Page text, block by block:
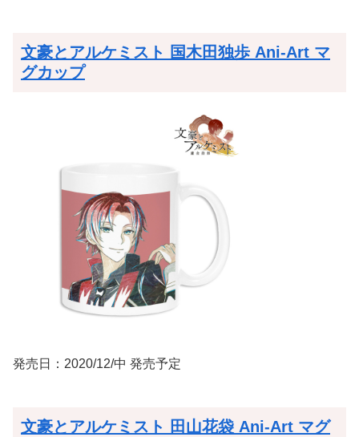
文豪とアルケミスト 国木田独歩 Ani-Art マ
グカップ
発売日：2020/12/中 発売予定
文豪とアルケミスト 田山花袋 Ani-Art マグ